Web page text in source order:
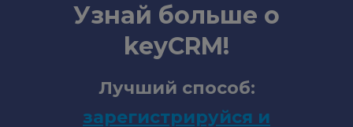
Узнай больше о
keyCRM!
Лучший способ:
зарегистрируйся и